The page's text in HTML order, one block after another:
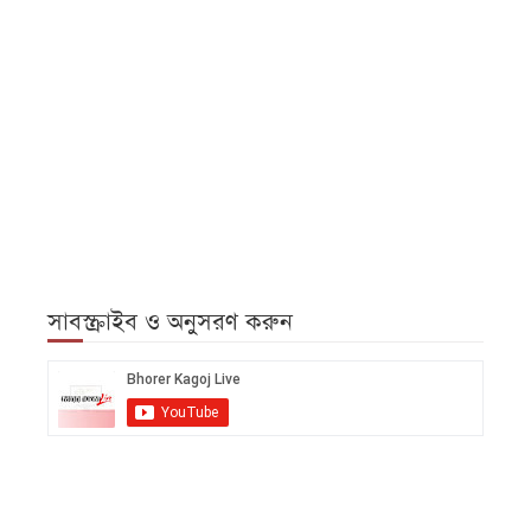
সাবস্ক্রাইব ও অনুসরণ করুন